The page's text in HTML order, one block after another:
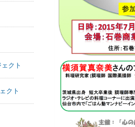
クト
クト